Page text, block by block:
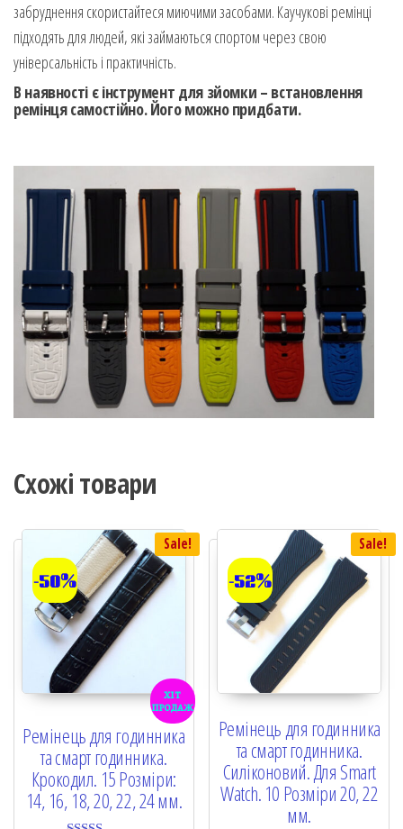
забруднення скористайтеся миючими засобами. Каучукові ремінці
підходять для людей, які займаються спортом через свою
універсальність і практичність.
В наявності є інструмент для зйомки – встановлення
ремінця самостійно. Його можно придбати.
Схожі товари
Sale!
-50%
хіт
продаж
Ремінець для годинника
та смарт годинника.
Крокодил. 15 Розміри:
14, 16, 18, 20, 22, 24 мм.
Sale!
-52%
Ремінець для годинника
та смарт годинника.
Силіконовий. Для Smart
Watch. 10 Розміри 20, 22
мм.